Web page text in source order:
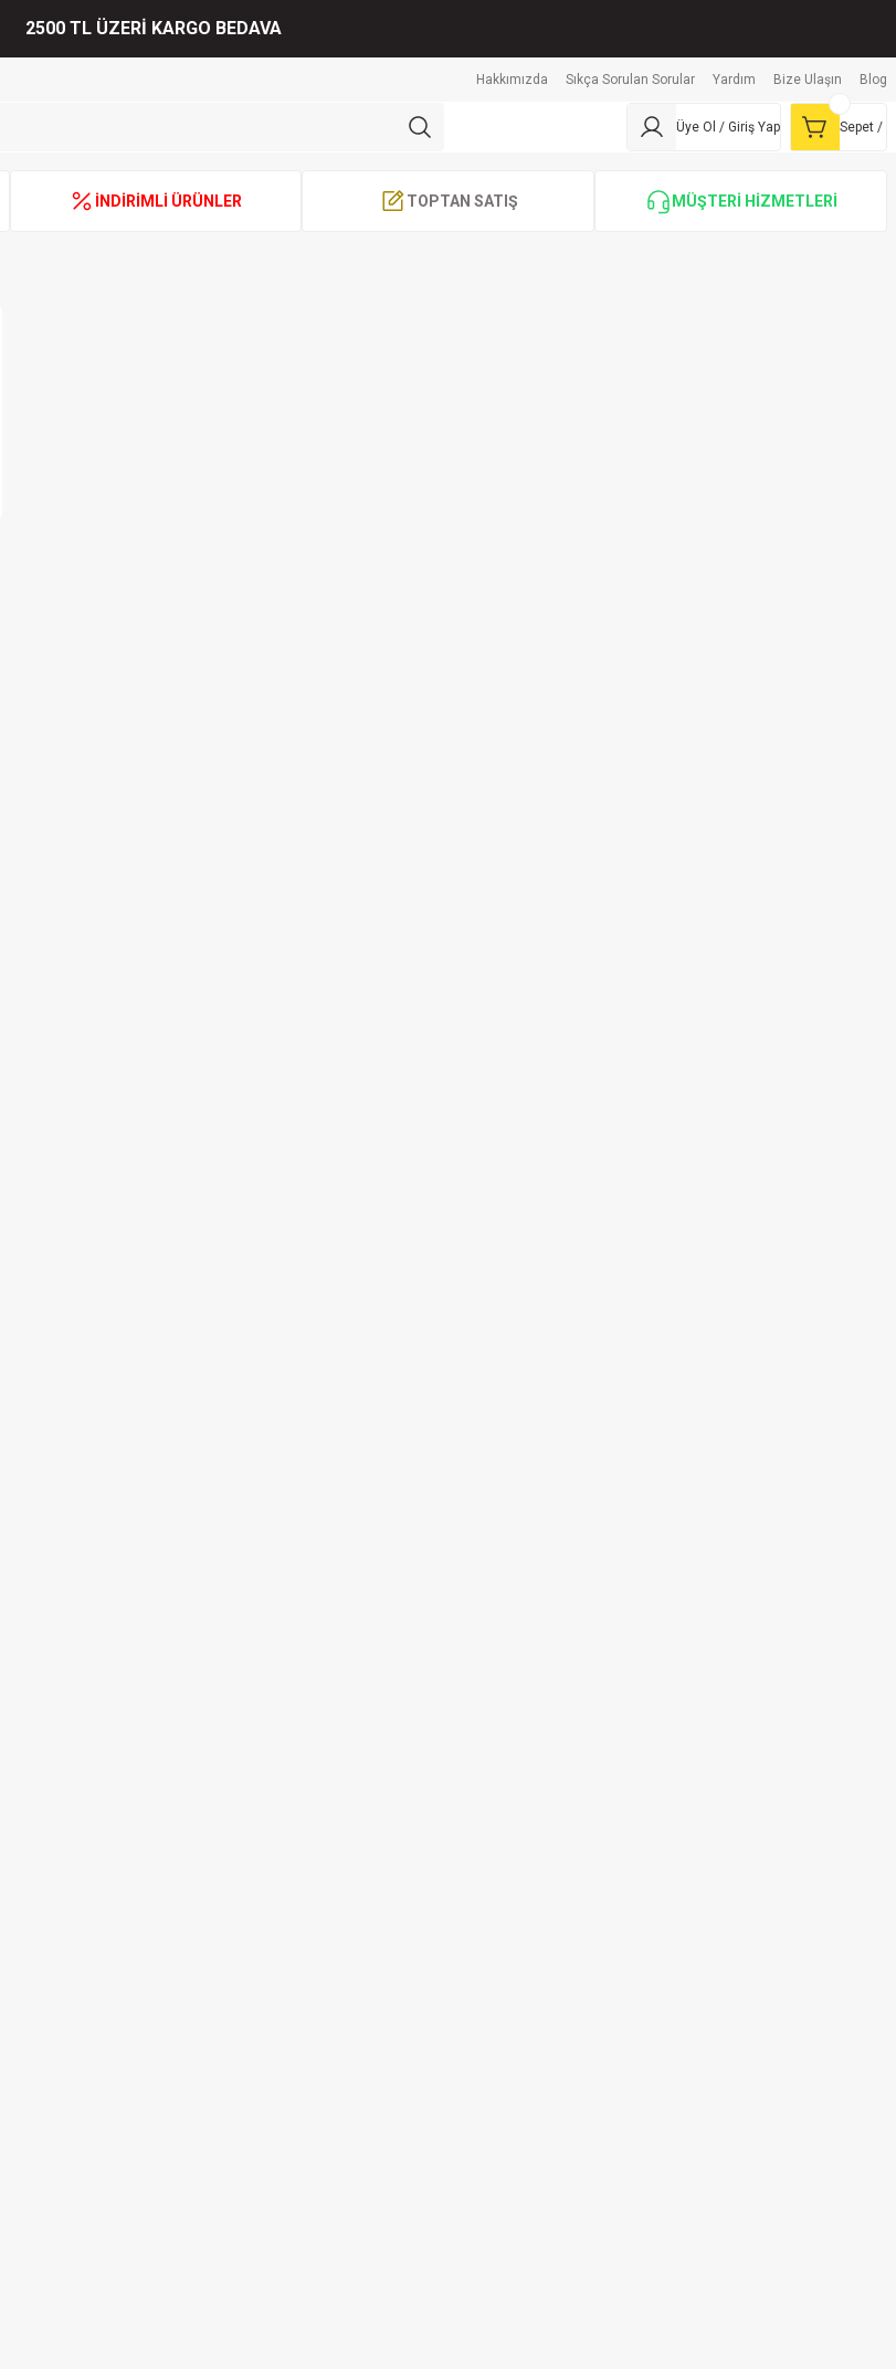
2500 TL ÜZERİ KARGO BEDAVA
Hakkımızda Sıkça Sorulan Sorular Yardım Bize Ulaşın Blog
Üye Ol / Giriş Yap Sepet /
İNDİRİMLİ ÜRÜNLER TOPTAN SATIŞ MÜŞTERİ HİZMETLERİ